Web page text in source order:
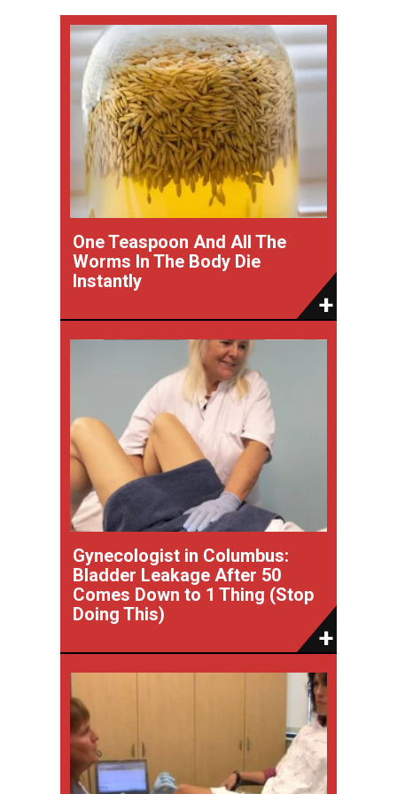
One Teaspoon And All The
Worms In The Body Die
Instantly
Gynecologist in Columbus:
Bladder Leakage After 50
Comes Down to 1 Thing (Stop
Doing This)